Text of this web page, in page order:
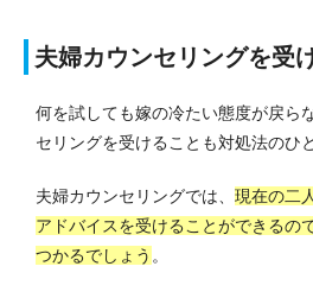
夫婦カウンセリングを受
何を試しても嫁の冷たい態度が戻ら
セリングを受けることも対処法のひ
夫婦カウンセリングでは、 現在の二
アドバイスを受けることができるの
つかるでしょう 。